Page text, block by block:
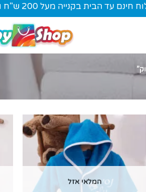
עד הבית בקנייה מעל 200 ש"ח ואספקה עד 7 ימי עסקים*
המלאי אזל